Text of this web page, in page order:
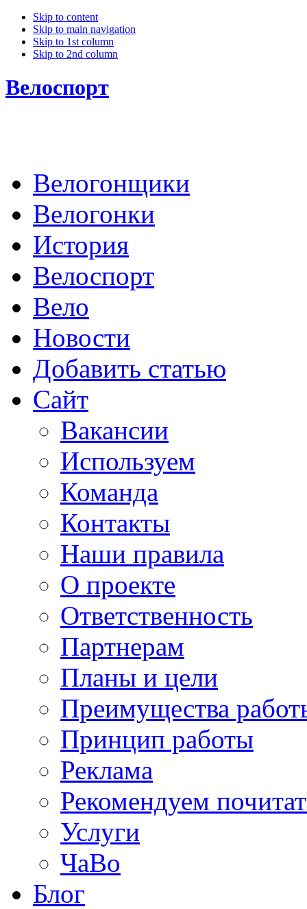
Skip to content
Skip to main navigation
Skip to 1st column
Skip to 2nd column
Велоспорт
Велогонщики
Велогонки
История
Велоспорт
Вело
Новости
Добавить статью
Сайт
Вакансии
Используем
Команда
Контакты
Наши правила
О проекте
Ответственность
Партнерам
Планы и цели
Преимущества
Принцип работы
Реклама
Рекомендуем
Услуги
ЧаВо
Блог